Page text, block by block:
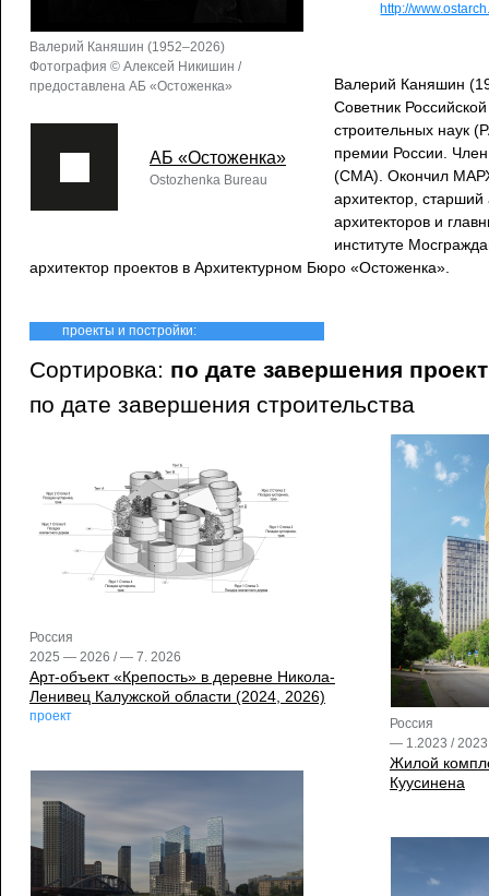
Валерий Каняшин (1952–2026)
Фотография © Алексей Никишин /
предоставлена АБ «Остоженка»
АБ «Остоженка»
Ostozhenka Bureau
http://
Валерий Каняшин
Советник
строительных наук
премии России.
(СМА). Окончил
архитектор, старший
архитекторов и
институте
архитектор проектов в Архитектурном Бюро «Остоженка».
проекты и постройки:
Сортировка: по дате завершения
по дате завершения строительства
Россия
2025 — 2026 / — 7. 2026
Арт-объект «Крепость» в деревне Никола-
Ленивец Калужской области (2024, 2026)
проект
Россия
— 1.2023 / 2023
Жилой
Куусинена